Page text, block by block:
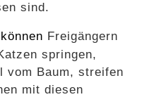
sind.
können Freigängern
springen,
vom Baum, streifen
mit diesen